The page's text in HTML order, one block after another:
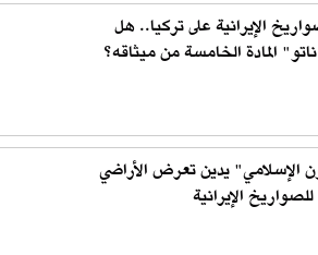
الإيرانية على تركيا.. هل
المادة الخامسة من ميثاقه؟
الإسلامي" يدين تعرض الأراضي
للصواريخ الإيرانية